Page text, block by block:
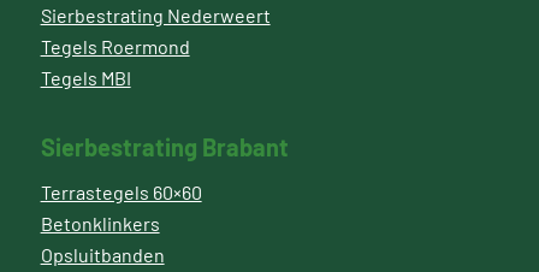
Sierbestrating Nederweert
Tegels Roermond
Tegels MBI
Sierbestrating Brabant
Terrastegels 60×60
Betonklinkers
Opsluitbanden